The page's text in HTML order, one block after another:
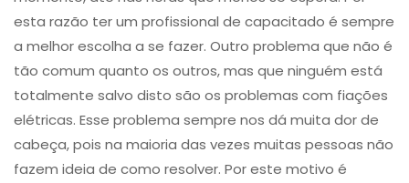
esta razão ter um profissional de capacitado é sempre
a melhor escolha a se fazer. Outro problema que não é
tão comum quanto os outros, mas que ninguém está
totalmente salvo disto são os problemas com ​fiações
elétricas​. Esse problema sempre nos dá muita dor de
cabeça, pois na maioria das vezes muitas pessoas não
fazem ideia de como resolver. Por este motivo é